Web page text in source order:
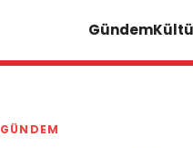
Gündem
GÜNDEM